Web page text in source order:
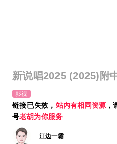
新说唱2025 (2025)附
影视
链接已失效， 站内有相同资源 ，
号老胡为你服务
江边一霸